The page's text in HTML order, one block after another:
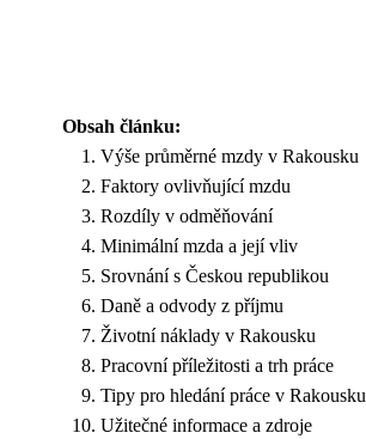
Obsah článku:
Výše průměrné mzdy v Rakousku
Faktory ovlivňující mzdu
Rozdíly v odměňování
Minimální mzda a její vliv
Srovnání s Českou republikou
Daně a odvody z příjmu
Životní náklady v Rakousku
Pracovní příležitosti a trh práce
Tipy pro hledání práce v Rakousku
Užitečné informace a zdroje